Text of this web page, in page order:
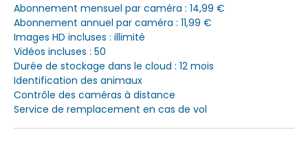
Abonnement mensuel par caméra : 14,99 €
Abonnement annuel par caméra : 11,99 €
Images HD incluses : illimité
Vidéos incluses : 50
Durée de stockage dans le cloud : 12 mois
Identification des animaux
Contrôle des caméras à distance
Service de remplacement en cas de vol